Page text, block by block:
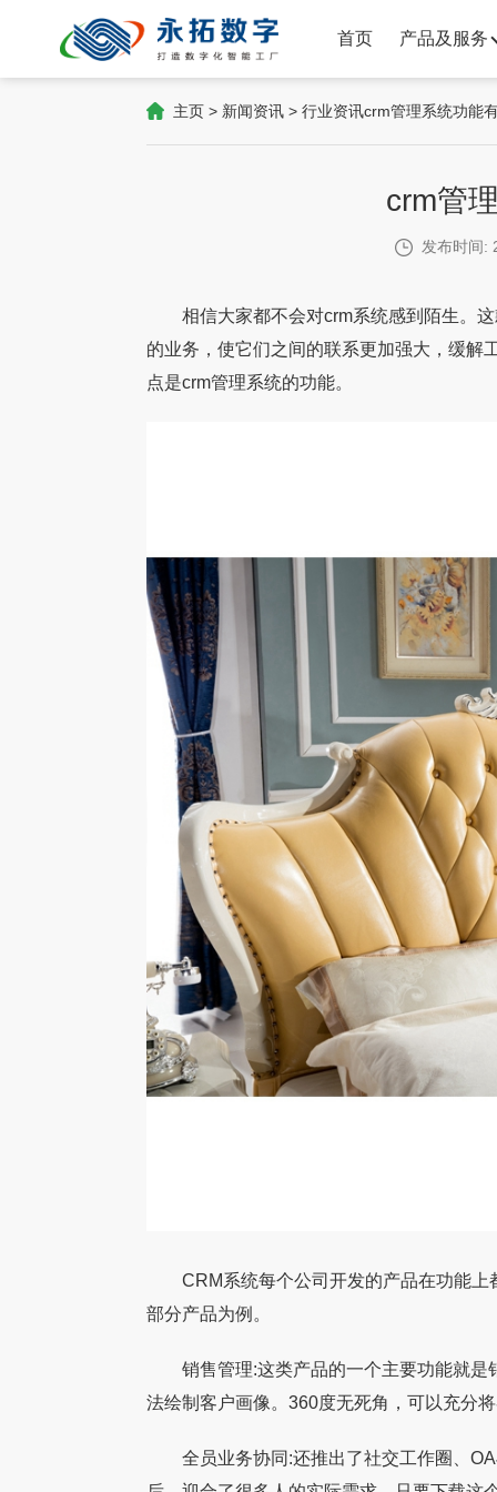
首页 产品及服务
主页 > 新闻资讯 > 行业资讯crm管理系统功能
crm管
发布时间:
相信大家都不会对crm系统感到陌生。这
的业务，使它们之间的联系更加强大，缓解
点是crm管理系统的功能。
CRM系统每个公司开发的产品在功能上
部分产品为例。
销售管理:这类产品的一个主要功能就是
法绘制客户画像。360度无死角，可以充分
全员业务协同:还推出了社交工作圈、OA
【家具数字化案例】铭晋家具携手永拓
的东莞市理达家私厂，2002年正式注册成立
制造领域，现已发展
拥有超